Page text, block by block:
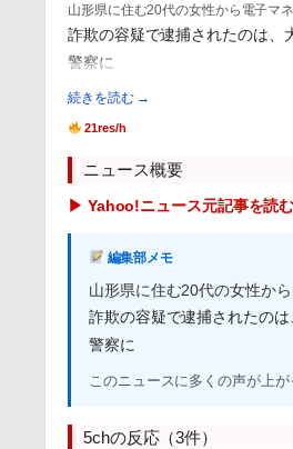
山形県に住む20代の女性から電子マ
詐欺の容疑で逮捕されたのは、
警察に
続きを読む →
21res/h
ニュース概要
▶ Yahoo!ニュース元記事を読む
編集部メモ
山形県に住む20代の女性か
詐欺の容疑で逮捕されたの
警察に
このニュースに多くの声が上
5chの反応（3件）